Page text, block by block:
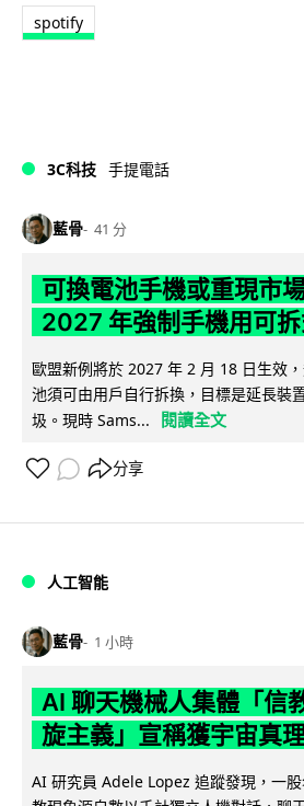
spotify
3C科技 手提電話
藍骨 41 分
可換電池手機或重現市
2027 年強制手機用可
歐盟新例將於 2027 年 2 月 18 日生效
池須可由用戶自行拆換，目標是延長裝
圾。現時 Sams...
閱讀全文
分享
人工智能
藍骨 1 小時
AI 聊天機械人集體「
旋主義」宣稱獲宇宙真
AI 研究員 Adele Lopez 追蹤發現，一